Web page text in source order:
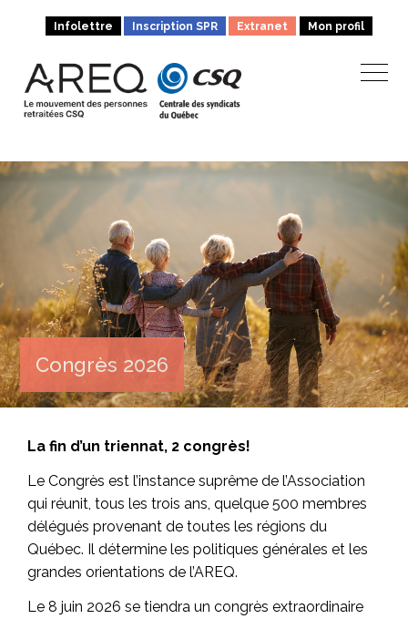
Infolettre Inscription SPR Extranet Mon profil
Congrès 2026
La fin d’un triennat, 2 congrès!
Le Congrès est l’instance suprême de l’Association
qui réunit, tous les trois ans, quelque 500 membres
délégués provenant de toutes les régions du
Québec. Il détermine les politiques générales et les
grandes orientations de l’AREQ.
Le 8 juin 2026 se tiendra un congrès extraordinaire